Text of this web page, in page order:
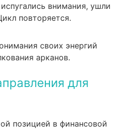
внимания, ушли
повторяется.
своих энергий
арканов.
для
позицией в финансовой